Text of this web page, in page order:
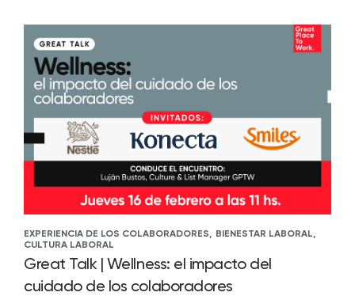
EXPERIENCIA DE LOS COLABORADORES, BIENESTAR LABORAL,
CULTURA LABORAL
Great Talk | Wellness: el impacto del
cuidado de los colaboradores